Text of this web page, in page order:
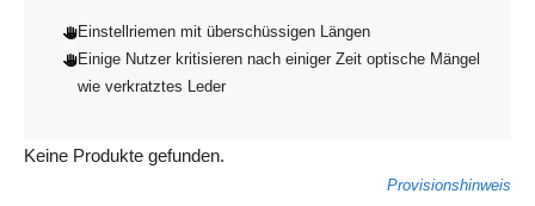
Einstellriemen mit überschüssigen Längen
Einige Nutzer kritisieren nach einiger Zeit optische Mängel
wie verkratztes Leder
Keine Produkte gefunden.
Provisionshinweis